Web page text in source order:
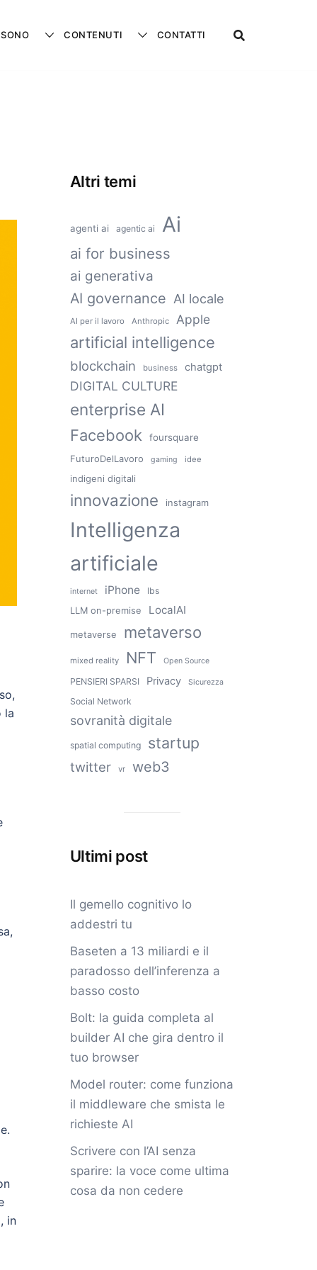
CONTENUTI CONTATTI
la
in
Altri temi
agenti ai agentic ai Ai
ai for business
ai generativa
AI governance AI locale
AI per il lavoro Anthropic Apple
artificial intelligence
blockchain business chatgpt
DIGITAL CULTURE
enterprise AI
Facebook
foursquare
FuturoDelLavoro
gaming idee
indigeni digitali
innovazione instagram
Intelligenza
artificiale
internet iPhone lbs
LLM on-premise LocalAI
metaverse metaverso
mixed reality NFT Open Source
PENSIERI SPARSI Privacy Sicurezza
Social Network
sovranità digitale
spatial computing startup
twitter vr web3
Ultimi post
Il gemello cognitivo lo
addestri tu
Baseten a 13 miliardi e il
paradosso dell’inferenza a
basso costo
Bolt: la guida completa al
builder AI che gira dentro il
tuo browser
Model router: come funziona
il middleware che smista le
richieste AI
Scrivere con l’AI senza
sparire: la voce come ultima
cosa da non cedere